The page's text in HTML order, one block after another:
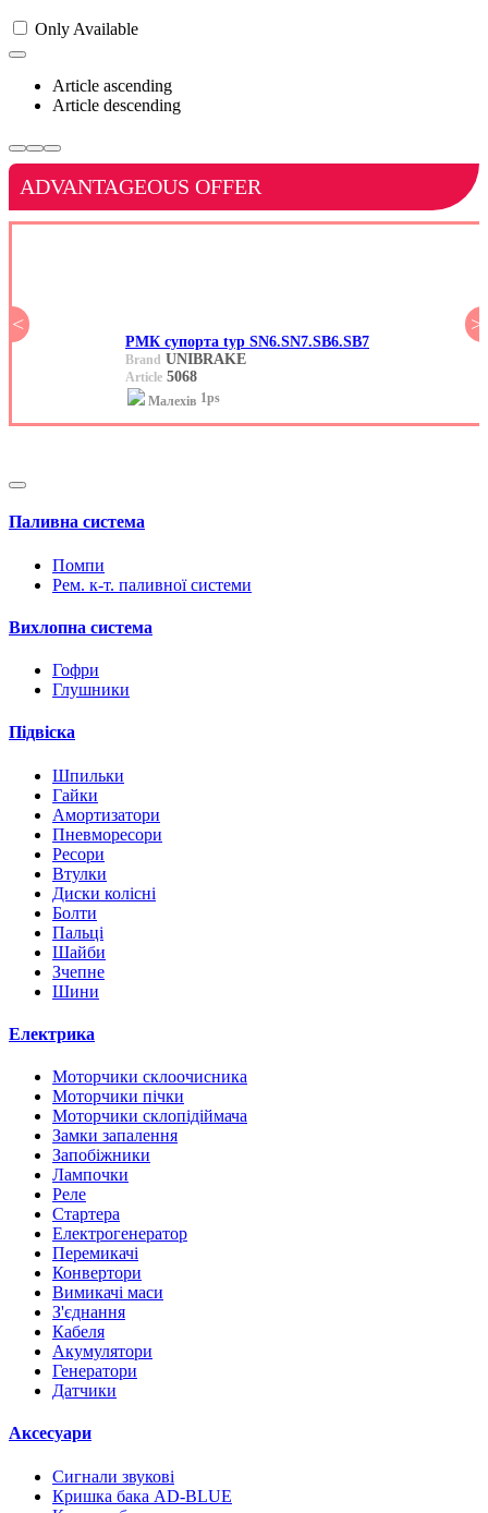
Only Available
Article ascending
Article descending
ADVANTAGEOUS OFFER
<
РМК супорта typ SN6.SN7.SB6.SB7
Brand UNIBRAKE
Article 5068
Малехів 1ps
>
Паливна система
Помпи
Рем. к-т. паливної системи
Вихлопна система
Гофри
Глушники
Підвіска
Шпильки
Гайки
Амортизатори
Пневморесори
Ресори
Втулки
Диски колісні
Болти
Пальці
Шайби
Зчепне
Шини
Електрика
Моторчики склоочисника
Моторчики пічки
Моторчики склопідіймача
Замки запалення
Запобіжники
Лампочки
Реле
Стартера
Електрогенератор
Перемикачі
Конвертори
Вимикачі маси
З'єднання
Кабеля
Акумулятори
Генератори
Датчики
Аксесуари
Сигнали звукові
Кришка бака AD-BLUE